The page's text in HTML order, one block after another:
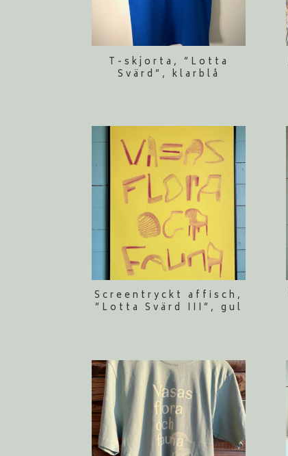
T-skjorta, ”Lotta
Svärd”, klarblå
Screentryckt affisch,
”Lotta Svärd III”, gul